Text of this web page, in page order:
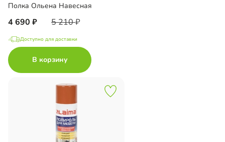
Полка Ольена Навесная
4 690 5 210
Доступно для доставки
В корзину